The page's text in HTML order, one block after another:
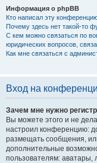
Информация о phpBB
Кто написал эту
Почему здесь нет такой-то
С кем можно связаться по
юридических вопросов,
Как мне связаться с
Вход на
Зачем мне нужно
Вы можете этого и не
настроил конференцию:
размещать сообщения,
дополнительные
пользователям: